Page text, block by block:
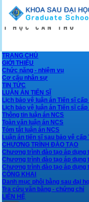
TRANG CHỦ
GIỚI THIỆU
Chức năng - nhiệm vụ
Cơ cấu nhân sự
TIN TỨC
LUẬN ÁN TIẾN SĨ
Lịch bảo vệ luận án Tiến sĩ
Lịch bảo vệ luận án Tiến sĩ
Thông tin luận án NCS
Toàn văn luận án NCS
Tóm tắt luận án NCS
Luận án tiến sĩ sau bảo vệ
CHƯƠNG TRÌNH ĐÀO TẠO
Chương trình đào tạo áp dụng
Chương trình đào tạo áp dụng
Chương trình đào tạo áp dụng
CÔNG KHAI
Danh mục phôi bằng sau đại
Tra cứu văn bằng - chứng chỉ
LIÊN HỆ